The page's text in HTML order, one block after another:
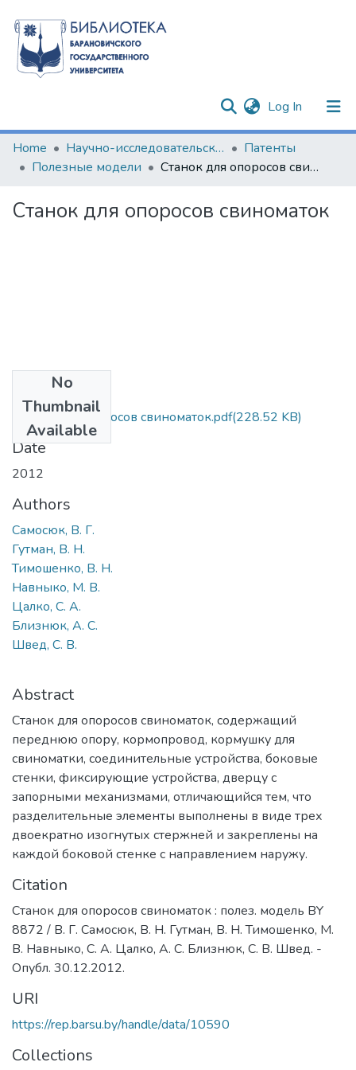
Log In (current)
Communities & Collections
Statistics
Home Научно-исследовательские разработки
Патенты
Полезные модели
Станок для опоросов свиноматок
Станок для опоросов свиноматок
No
Thumbnail
Available
Станок для опоросов свиноматок.pdf(228.52 KB)
Date
2012
Authors
Самосюк, В. Г.
Гутман, В. Н.
Тимошенко, В. Н.
Навныко, М. В.
Цалко, С. А.
Близнюк, А. С.
Швед, С. В.
Abstract
Станок для опоросов свиноматок, содержащий
переднюю опору, кормопровод, кормушку для
свиноматки, соединительные устройства, боковые
стенки, фиксирующие устройства, дверцу с
запорными механизмами, отличающийся тем, что
разделительные элементы выполнены в виде трех
двоекратно изогнутых стержней и закреплены на
каждой боковой стенке с направлением наружу.
Citation
Станок для опоросов свиноматок : полез. модель BY
8872 / В. Г. Самосюк, В. Н. Гутман, В. Н. Тимошенко, М.
В. Навныко, С. А. Цалко, А. С. Близнюк, С. В. Швед. -
Опубл. 30.12.2012.
URI
https://rep.barsu.by/handle/data/10590
Collections